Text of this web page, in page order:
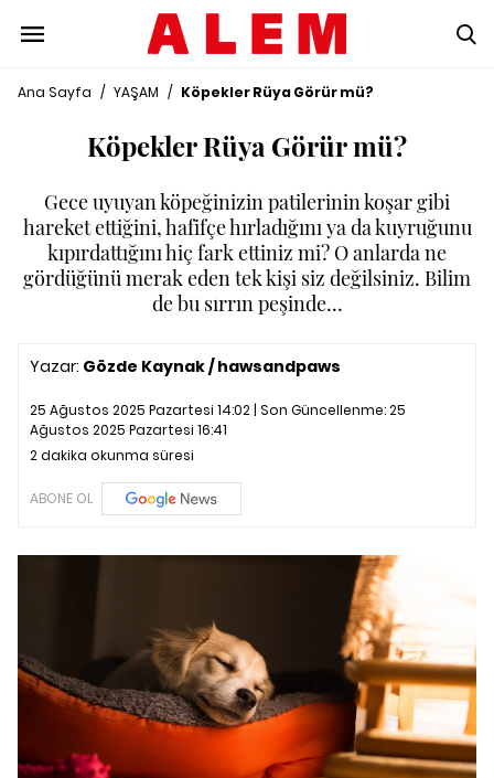
Ana Sayfa / YAŞAM / Köpekler Rüya Görür mü?
Köpekler Rüya Görür mü?
Gece uyuyan köpeğinizin patilerinin koşar gibi
hareket ettiğini, hafifçe hırladığını ya da kuyruğunu
kıpırdattığını hiç fark ettiniz mi? O anlarda ne
gördüğünü merak eden tek kişi siz değilsiniz. Bilim
de bu sırrın peşinde…
Yazar: Gözde Kaynak / hawsandpaws
25 Ağustos 2025 Pazartesi 14:02 | Son Güncellenme:25
Ağustos 2025 Pazartesi 16:41
2 dakika okunma süresi
ABONE OL